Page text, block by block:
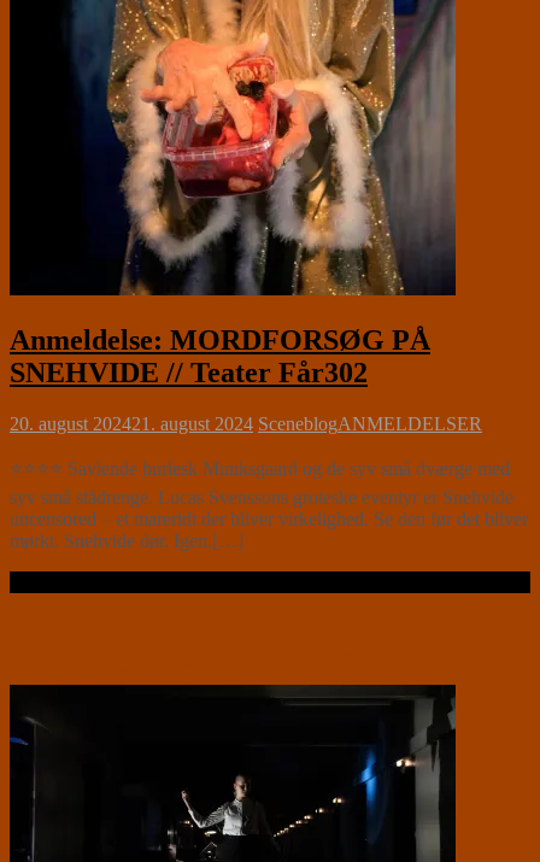
Anmeldelse: MORDFORSØG PÅ
SNEHVIDE // Teater Får302
20. august 202421. august 2024 SceneblogANMELDELSER
⭐⭐⭐⭐ Savlende burlesk Munksgaard og de syv små dværge med
syv små stådrenge. Lucas Svenssons groteske eventyr er Snehvide
uncensored – et mareridt der bliver virkelighed. Se den før det bliver
mørkt. Snehvide dør. Igen.[…]